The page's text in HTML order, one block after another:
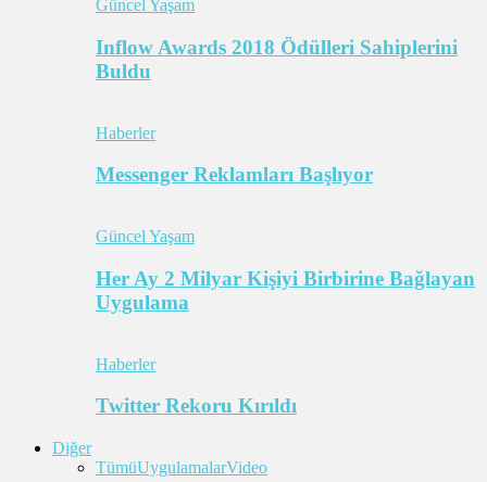
Güncel Yaşam
Inflow Awards 2018 Ödülleri Sahiplerini
Buldu
Haberler
Messenger Reklamları Başlıyor
Güncel Yaşam
Her Ay 2 Milyar Kişiyi Birbirine Bağlayan
Uygulama
Haberler
Twitter Rekoru Kırıldı
Diğer
TümüUygulamalarVideo